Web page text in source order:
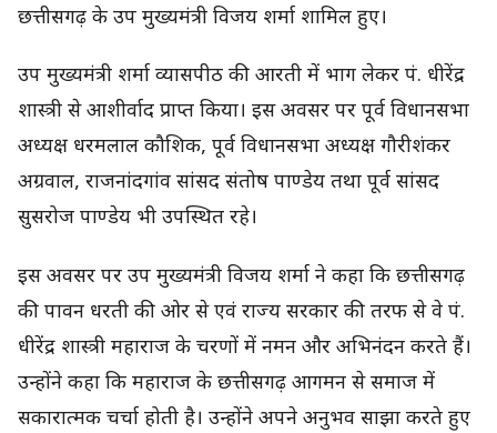
छत्तीसगढ़ के उप मुख्यमंत्री विजय शर्मा शामिल हुए।
उप मुख्यमंत्री शर्मा व्यासपीठ की आरती में भाग लेकर पं. धीरेंद्र
शास्त्री से आशीर्वाद प्राप्त किया। इस अवसर पर पूर्व विधानसभा
अध्यक्ष धरमलाल कौशिक, पूर्व विधानसभा अध्यक्ष गौरीशंकर
अग्रवाल, राजनांदगांव सांसद संतोष पाण्डेय तथा पूर्व सांसद
सुसरोज पाण्डेय भी उपस्थित रहे।
इस अवसर पर उप मुख्यमंत्री विजय शर्मा ने कहा कि छत्तीसगढ़
की पावन धरती की ओर से एवं राज्य सरकार की तरफ से वे पं.
धीरेंद्र शास्त्री महाराज के चरणों में नमन और अभिनंदन करते हैं।
उन्होंने कहा कि महाराज के छत्तीसगढ़ आगमन से समाज में
सकारात्मक चर्चा होती है। उन्होंने अपने अनुभव साझा करते हुए